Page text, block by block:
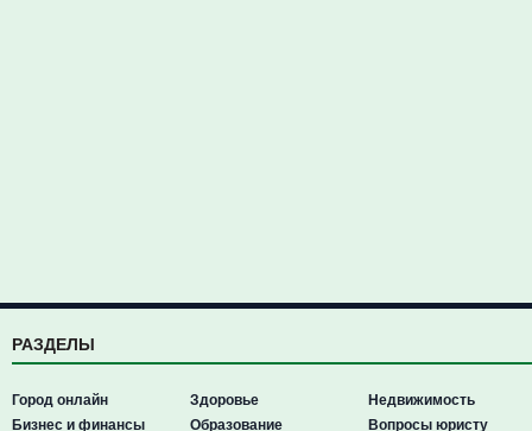
РАЗДЕЛЫ
Город онлайн
Бизнес и финансы
Здоровье
Образование
Недвижимость
Вопросы юристу